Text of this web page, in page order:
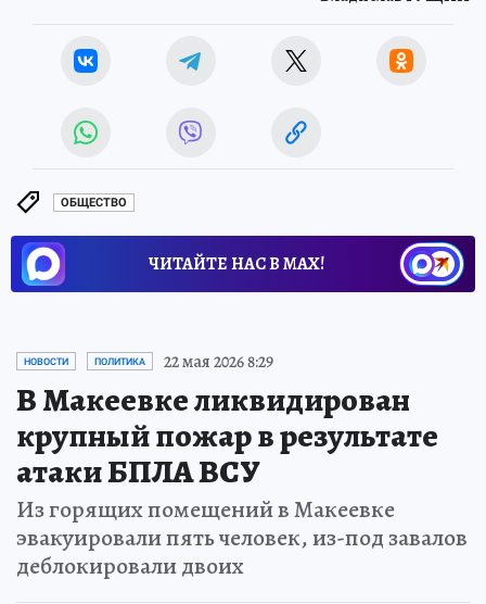
ОБЩЕСТВО
ЧИТАЙТЕ НАС В МАХ!
НОВОСТИ ПОЛИТИКА 22 мая 2026 8:29
В Макеевке ликвидирован
крупный пожар в результате
атаки БПЛА ВСУ
Из горящих помещений в Макеевке
эвакуировали пять человек, из-под завалов
деблокировали двоих